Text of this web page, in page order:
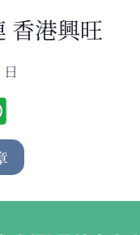
香港興旺